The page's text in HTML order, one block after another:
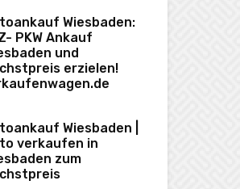
Wiesbaden:
PKW Ankauf
und
erzielen!
Wiesbaden |
verkaufen in
zum